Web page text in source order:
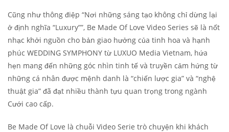
Cũng như thông điệp “Nơi những sáng tạo không chỉ dừng lại
ở định nghĩa “Luxury””, Be Made Of Love Video Series sẽ là nốt
nhạc khởi nguồn cho bản giao hưởng của tinh hoa và hạnh
phúc WEDDING SYMPHONY từ LUXUO Media Vietnam, hứa
hẹn mang đến những góc nhìn tinh tế và truyền cảm hứng từ
những cá nhân được mệnh danh là “chiến lược gia” và “nghệ
thuật gia” đã đạt nhiều thành tựu quan trọng trong ngành
Cưới cao cấp.
Be Made Of Love là chuỗi Video Serie trò chuyện khi khách